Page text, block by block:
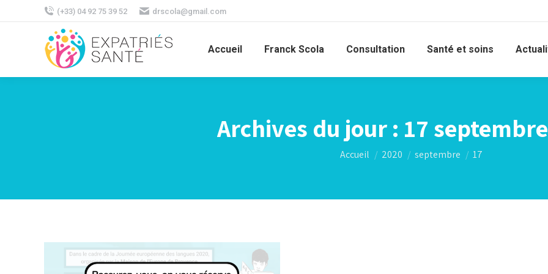
(+33) 04 92 75 39 52 drscola@gmail.com
Accueil Franck Scola Consultation Santé et soins
Archives du jour : 17
Vous êtes ici :
Accueil 2020 septembre 17